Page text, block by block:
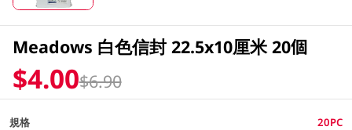
Meadows 白色信封 22.5x10厘米 20個
$4.00$6.90
規格 20PC